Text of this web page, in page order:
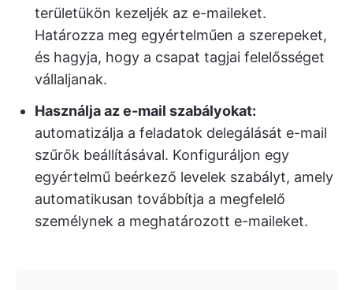
területükön kezeljék az e-maileket.
Határozza meg egyértelműen a szerepeket,
és hagyja, hogy a csapat tagjai felelősséget
vállaljanak.
Használja az e-mail szabályokat:
automatizálja a feladatok delegálását e-mail
szűrők beállításával. Konfiguráljon egy
egyértelmű beérkező levelek szabályt, amely
automatikusan továbbítja a megfelelő
személynek a meghatározott e-maileket.